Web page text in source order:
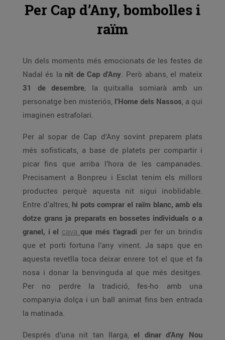
Per Cap d’Any, bombolles i
raïm
Un dels moments més emocionats de les festes de
Nadal és la nit de Cap d’Any. Però abans, el mateix
31 de desembre, la quitxalla somiarà amb un
personatge ben misteriós, l’Home dels Nassos, a qui
imaginen estrafolari.
Per al sopar de Cap d’Any sovint preparem plats
més sofisticats, a base de platets per compartir i
picar fins que arriba l’hora de les campanades.
Precisament a Bonpreu i Esclat tenim els millors
productes perquè aquesta nit sigui inoblidable.
Entre d’altres, hi pots comprar el raïm blanc, amb els
dotze grans ja preparats en bossetes individuals o a
granel, i el cava que més t’agradi per fer un brindis
que et porti fortuna l’any vinent. Ja saps que en
aquesta revetlla toca deixar enrere tot el que et fa
nosa i donar la benvinguda al que més desitges.
Per no perdre la tradició, fes-ho amb una
companyia dolça i un ball animat fins ben entrada
la matinada.
Després d’una nit tan llarga, el dinar d’Any Nou